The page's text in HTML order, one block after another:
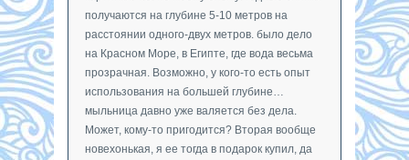
получаются на глубине 5-10 метров на
расстоянии одного-двух метров. было дело
на Красном Море, в Египте, где вода весьма
прозрачная. Возможно, у кого-то есть опыт
использования на большей глубине…
мыльница давно уже валяется без дела.
Может, кому-то пригодится? Вторая вообще
новехонькая, я ее тогда в подарок купил, да